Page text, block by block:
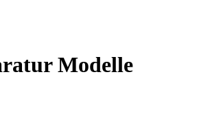
Modelle